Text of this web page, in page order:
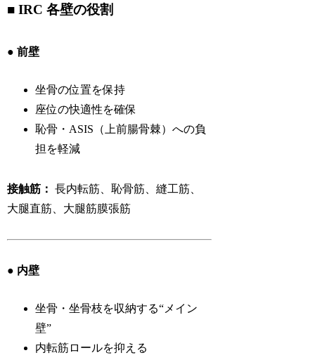
■ IRC 各壁の役割
● 前壁
坐骨の位置を保持
座位の快適性を確保
恥骨・ASIS（上前腸骨棘）への負
担を軽減
接触筋： 長内転筋、恥骨筋、縫工筋、
大腿直筋、大腿筋膜張筋
● 内壁
坐骨・坐骨枝を収納する“メイン
壁”
内転筋ロールを抑える